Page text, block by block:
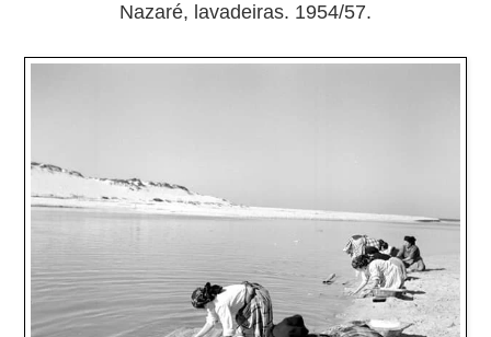
Nazaré, lavadeiras. 1954/57.